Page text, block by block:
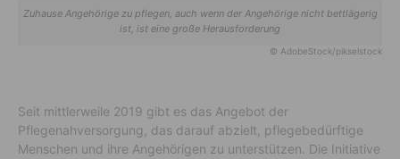
Zuhause Angehörige zu pflegen, auch wenn der Angehörige nicht bettlägerig
ist, ist eine große Herausforderung
© AdobeStock/pikselstock
Seit mittlerweile 2019 gibt es das Angebot der
Pflegenahversorgung, das darauf abzielt, pflegebedürftige
Menschen und ihre Angehörigen zu unterstützen. Die Initiative